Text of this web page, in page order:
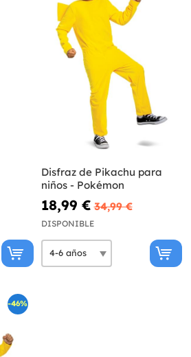
Disfraz de Pikachu para
niños - Pokémon
18,99 € 34,99 €
DISPONIBLE
-46%